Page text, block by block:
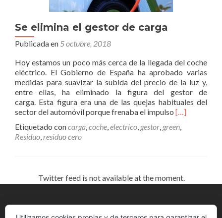
Se elimina el gestor de carga
Publicada en 5 octubre, 2018
Hoy estamos un poco más cerca de la llegada del coche
eléctrico. El Gobierno de España ha aprobado varias
medidas para suavizar la subida del precio de la luz y,
entre ellas, ha eliminado la figura del gestor de
carga. Esta figura era una de las quejas habituales del
sector del automóvil porque frenaba el impulso Leer
elimina
[…]
Etiquetado concarga,coche,electrico, gestor, green,
Residuo,residuo cero
Twitter feed is not available at the moment.